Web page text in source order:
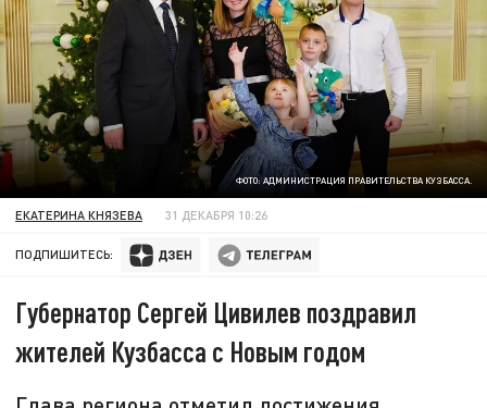
ФОТО: АДМИНИСТРАЦИЯ ПРАВИТЕЛЬСТВА КУЗБАССА.
ЕКАТЕРИНА КНЯЗЕВА 31 ДЕКАБРЯ 10:26
ПОДПИШИТЕСЬ:
Губернатор Сергей Цивилев поздравил
жителей Кузбасса с Новым годом